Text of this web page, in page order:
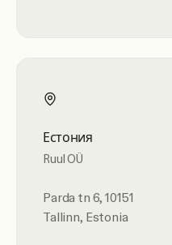
Естония
Ruul OÜ
Parda tn 6, 10151
Tallinn, Estonia